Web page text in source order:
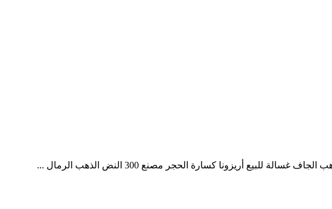
أريزونا كسارة الحجر مصنع 300 النض الذهب الرمال ...